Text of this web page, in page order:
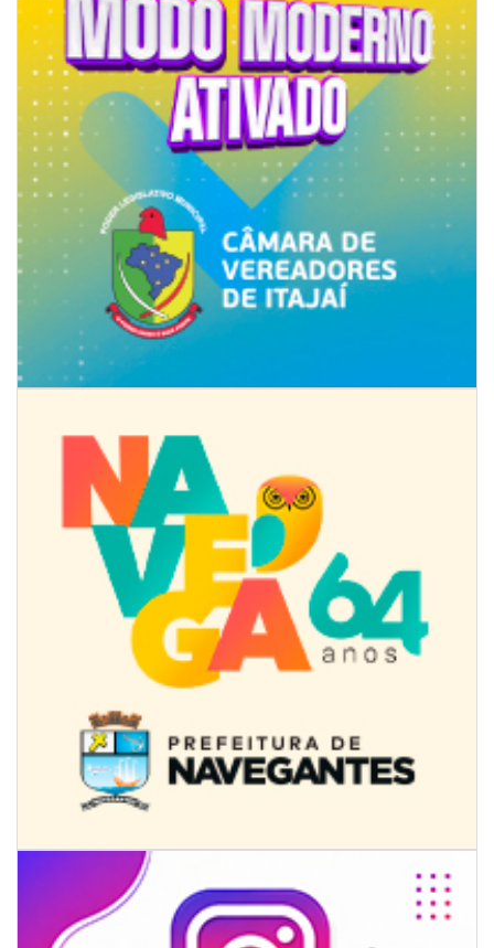
08/08/2026 | 07:00
Limpeza de valas e ribeirões avança no interior de Itajaí
ITAJAÍ
08/08/2026 | 07:00
8º Capoezade promove semana de oficinas gratuitas e atividades
culturais em Itajaí
GERAL